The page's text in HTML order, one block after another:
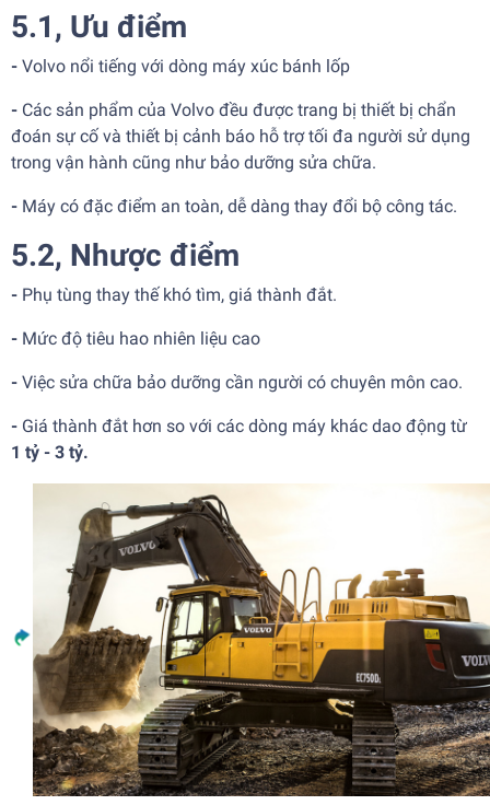
5.1, Ưu điểm
- Volvo nổi tiếng với dòng máy xúc bánh lốp
- Các sản phẩm của Volvo đều được trang bị thiết bị chẩn
đoán sự cố và thiết bị cảnh báo hỗ trợ tối đa người sử dụng
trong vận hành cũng như bảo dưỡng sửa chữa.
- Máy có đặc điểm an toàn, dễ dàng thay đổi bộ công tác.
5.2, Nhược điểm
- Phụ tùng thay thế khó tìm, giá thành đắt.
- Mức độ tiêu hao nhiên liệu cao
- Việc sửa chữa bảo dưỡng cần người có chuyên môn cao.
- Giá thành đắt hơn so với các dòng máy khác dao động từ
1 tỷ - 3 tỷ.